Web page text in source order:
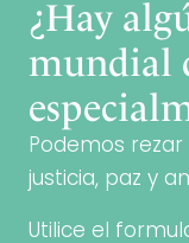
¿Hay
mundial
Podemos
justicia, paz y
Utilice el